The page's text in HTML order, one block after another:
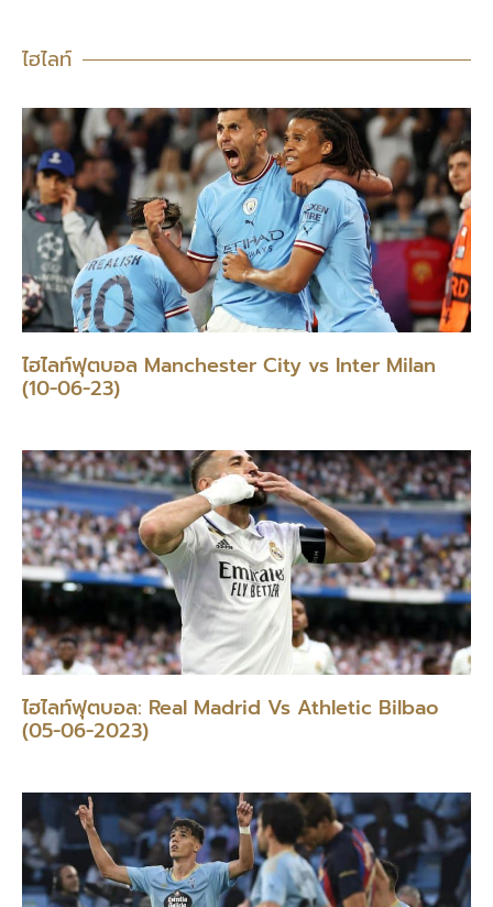
ไฮไลท์
ไฮไลท์ฟุตบอล Manchester City vs Inter Milan
(10-06-23)
ไฮไลท์ฟุตบอล: Real Madrid Vs Athletic Bilbao
(05-06-2023)